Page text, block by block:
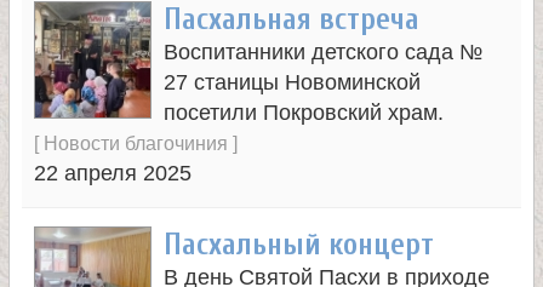
ы
К
н
Пасхальная встреча
Воспитанники детского сада №
27 станицы Новоминской
посетили Покровский храм.
[ Новости благочиния ]
22 апреля 2025
Пасхальный концерт
В день Святой Пасхи в приходе